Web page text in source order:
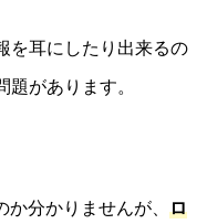
を耳にしたり出来るの
があります。
分かりませんが、 ロ